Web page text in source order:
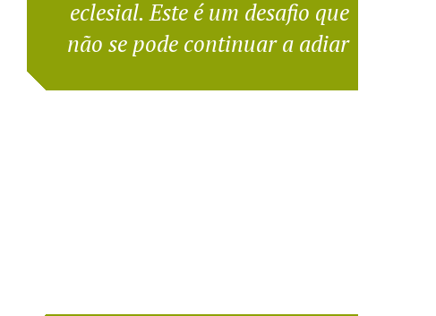
eclesial. Este é um desafio que
não se pode continuar a adiar